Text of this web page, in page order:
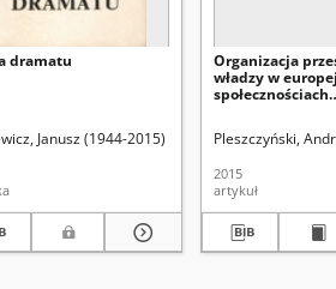
(Lublin) Cackowski, Zdzisław (1930-
dramatu
Janusz (1944-2015)
Organizacja
władzy w
społecznościach
Pleszczyński,
2015
artykuł